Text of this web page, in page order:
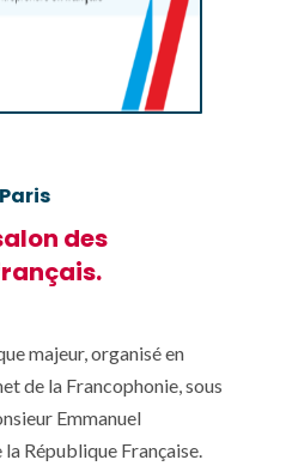
des
majeur, organisé en
de la Francophonie, sous
Emmanuel
République Française.